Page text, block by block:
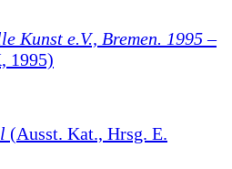
Kunst e.V., Bremen. 1995 –
1995)
(Ausst. Kat., Hrsg. E.